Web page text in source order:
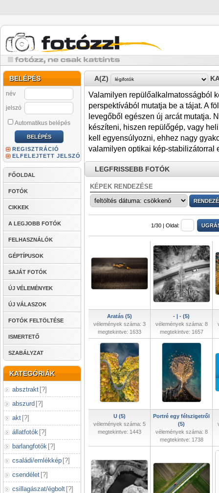
BELÉPÉS
név
jelszó
Automatikus belépés
REGISZTRÁCIÓ
ELFELEJTETT JELSZÓ
FŐOLDAL
FOTÓK
CIKKEK
A LEGJOBB FOTÓK
FELHASZNÁLÓK
GÉPTÍPUSOK
SAJÁT FOTÓK
ÚJ VÉLEMÉNYEK
ÚJ VÁLASZOK
FOTÓK FELTÖLTÉSE
ISMERTETŐ
SZABÁLYZAT
KATEGÓRIÁK
absztrakt [?]
abszurd [?]
akt [?]
állatfotók [?]
barlangfotók [?]
családi/emlékkép [?]
csendélet [?]
csillagászat/égbolt [?]
A(Z)
Valamilyen repülőalkalmatosságból
perspektívából mutatja be a tájat. A
levegőből egészen új arcát mutatja.
készíteni, hiszen repülőgép, vagy
kell egyensúlyozni, ehhez nagy
valamilyen optikai kép-stabilizátorral
LEGFRISSEBB FOTÓK
KÉPEK RENDEZÉSE
1/30 | Oldal:
Aratás (5)
vélemények száma: 3
megtekintve: 1633
- | - (5)
vélemények száma: 8
megtekintve: 1657
U (5)
vélemények száma: 5
megtekintve: 1443
Portré egy félszigetről
(5)
vélemények száma: 8
megtekintve: 1738